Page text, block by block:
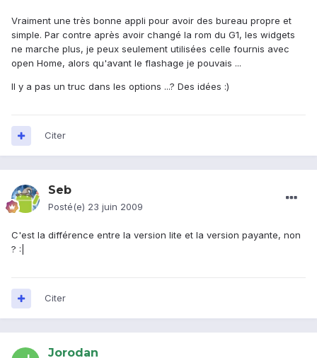
Vraiment une très bonne appli pour avoir des bureau propre et
simple. Par contre après avoir changé la rom du G1, les widgets
ne marche plus, je peux seulement utilisées celle fournis avec
open Home, alors qu'avant le flashage je pouvais ...
Il y a pas un truc dans les options ...? Des idées :)
Citer
Seb
Posté(e) 23 juin 2009
C'est la différence entre la version lite et la version payante, non
? :|
Citer
Jorodan